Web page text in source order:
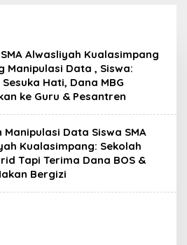
Alwasliyah Kualasimpang
Manipulasi Data , Siswa:
Hati, Dana MBG
ke Guru & Pesantren
Manipulasi Data Siswa SMA
Kualasimpang: Sekolah
Tapi Terima Dana BOS &
Bergizi